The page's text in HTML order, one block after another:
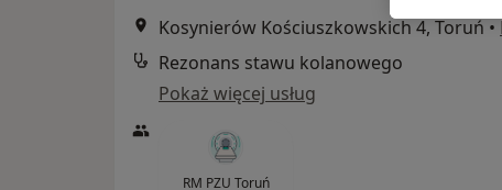
Kosynierów Kościuszkowskich 4, Toruń •
Rezonans stawu kolanowego
Pokaż więcej usług
RM PZU Toruń